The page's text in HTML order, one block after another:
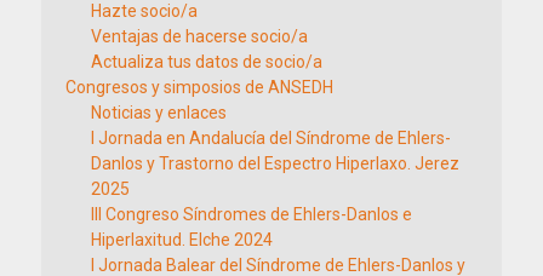
Hazte socio/a
Ventajas de hacerse socio/a
Actualiza tus datos de socio/a
Congresos y simposios de ANSEDH
Noticias y enlaces
I Jornada en Andalucía del Síndrome de Ehlers-
Danlos y Trastorno del Espectro Hiperlaxo. Jerez
2025
III Congreso Síndromes de Ehlers-Danlos e
Hiperlaxitud. Elche 2024
I Jornada Balear del Síndrome de Ehlers-Danlos y